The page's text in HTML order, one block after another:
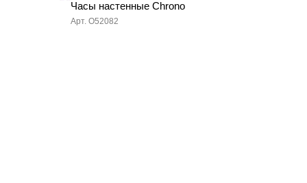
Часы настенные Chrono
Арт. O52082